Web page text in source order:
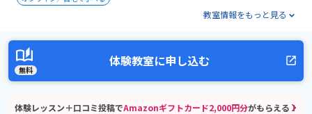
教室情報をもっと見る
無料
体験教室に申し込む
体験レッスン＋口コミ投稿でAmazonギフトカード2,000円分がもらえる！